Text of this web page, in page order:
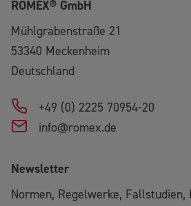
ROMEX® GmbH
Mühlgrabenstraße 21
53340 Meckenheim
Deutschland
+49 (0) 2225 70954-20
info@romex.de
Newsletter
Normen, Regelwerke,